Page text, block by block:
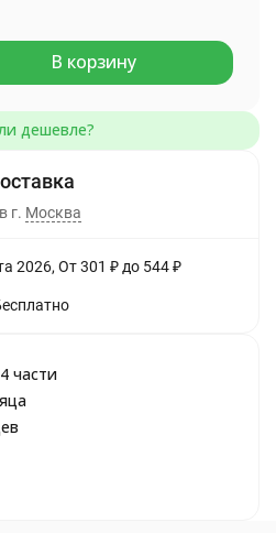
В корзину
в г. Москва
2026 От 301 ₽ до 544₽
части